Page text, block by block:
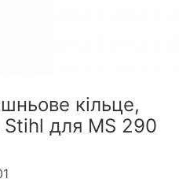
кільце,
для MS 290